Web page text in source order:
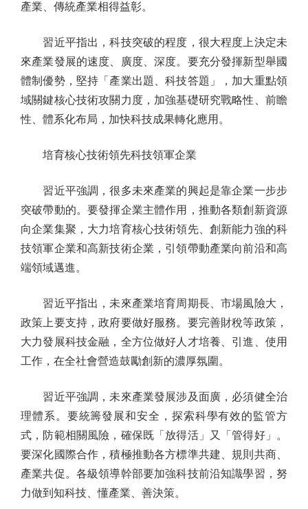
產業、傳統產業相得益彰。
習近平指出，科技突破的程度，很大程度上決定未
來產業發展的速度、廣度、深度。要充分發揮新型舉國
體制優勢，堅持「產業出題、科技答題」，加大重點領
域關鍵核心技術攻關力度，加強基礎研究戰略性、前瞻
性、體系化布局，加快科技成果轉化應用。
培育核心技術領先科技領軍企業
習近平強調，很多未來產業的興起是靠企業一步步
突破帶動的。要發揮企業主體作用，推動各類創新資源
向企業集聚，大力培育核心技術領先、創新能力強的科
技領軍企業和高新技術企業，引領帶動產業向前沿和高
端領域邁進。
習近平指出，未來產業培育周期長、市場風險大，
政策上要支持，政府要做好服務。要完善財稅等政策，
大力發展科技金融，全方位做好人才培養、引進、使用
工作，在全社會營造鼓勵創新的濃厚氛圍。
習近平強調，未來產業發展涉及面廣，必須健全治
理體系。要統籌發展和安全，探索科學有效的監管方
式，防範相關風險，確保既「放得活」又「管得好」。
要深化國際合作，積極推動各方標準共建、規則共商、
產業共促。各級領導幹部要加強科技前沿知識學習，努
力做到知科技、懂產業、善決策。